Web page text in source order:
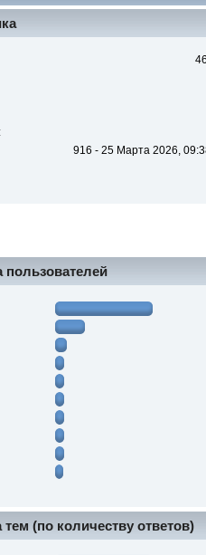
916 - 25 Марта 2026,
пользователей
тем (по количеству ответов)